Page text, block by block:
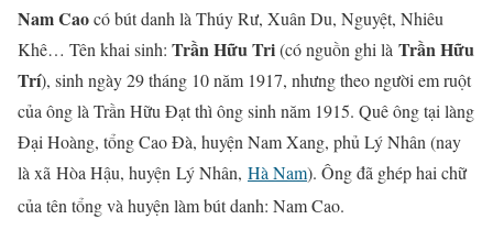
Nam Caocó bút danh là Thúy Rư, Xuân Du, Nguyệt, Nhiêu
Khê… Tên khai sinh: Trần Hữu Tri(có nguồn ghi là Trần Hữu
Trí), sinh ngày 29 tháng 10 năm 1917, nhưng theo người em ruột
của ông là Trần Hữu Đạt thì ông sinh năm 1915. Quê ông tại làng
Đại Hoàng, tổng Cao Đà, huyện Nam Xang, phủ Lý Nhân (nay
là xã Hòa Hậu, huyện Lý Nhân, Hà Nam). Ông đã ghép hai chữ
của tên tổng và huyện làm bút danh: Nam Cao.